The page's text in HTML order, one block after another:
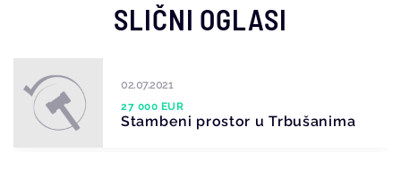
SLIČNI OGLASI
02.07.2021
27 000 EUR
Stambeni prostor u Trbušanima